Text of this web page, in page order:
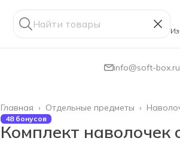
info@soft-box.ru
Отдельные предметы ›
Главная ›
48 бонусов
Комплект наволочек